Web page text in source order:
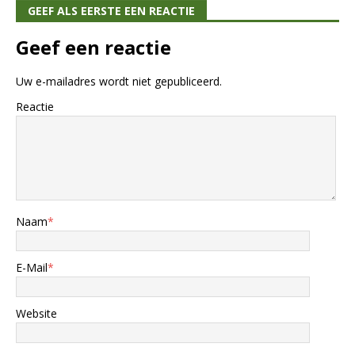
GEEF ALS EERSTE EEN REACTIE
Geef een reactie
Uw e-mailadres wordt niet gepubliceerd.
Reactie
Naam*
E-Mail*
Website